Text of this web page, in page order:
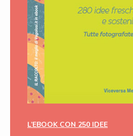
L’EBOOK CON 250 IDEE